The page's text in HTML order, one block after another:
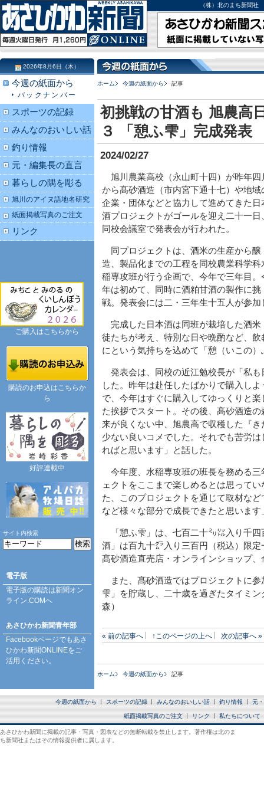
（株）北のまち新聞
ホーム 今週の紙面から 記事
初挑戦の甘酒も 旭農高
３ 「憩ふ雫」完成発表
2024/02/27
旭川農業高校（永山町十四）が昨年四
から髙砂酒造（市内宮下通十七）や地域
企業・団体などと協力して進めてきた日
酒プロジェクトがゴールを迎え二十一日
同校会議室で発表会が行われた。
同プロジェクトは、酒米の生産から醸
造、製品化までの工程を同校農業科学科
稲専攻班が行う企画で、今年で三年目。
年は初めて、同時に酒粕甘酒の製作に挑
戦。発表会には二・三年生十五人が参加
完成した日本酒は同班が栽培した酒米
徒たちが考え、特別な日や晩酌など、
にという気持ちを込めて「憩（いこの
発表会は、同校の近江勉校長が「私も
した。昨年は赴任したばかりで購入し
で、今年はすぐに購入してゆっくりと
た挨拶でスタート。その後、髙砂酒造
来が良くない中、旭農高で収穫した『
少ない良いコメでした。それでも苦労
ればと思います」と話した。
今年度、水稲専攻班の班長を務める三
ェクトをここまで楽しめるとは思って
た、このプロジェクトを通じて取材な
など様々な部分で成長できたと思いま
「憩ふ雫」は、七百二十㍉㍑入り千四
酒」は百九十㌘入り三百円（税込）限
髙砂酒造直売店・オンラインショップ
また、髙砂酒造ではプロジェクトに参
雫」を貯蔵し、二十歳を過ぎたタイミ
森）
« 前の記事へ ↑このページの上へ 次の記事へ »
ホーム 今週の紙面から 記事
2026年8月6日（木）
今週の紙面から
バックナンバー
スポーツの記録
みんなのおいしい話
釣り情報
元・編集長の直言
暮らしの隅を彫る
旭川のアイヌ語地名研究
紙面掲載写真のご注文
リンク
ご購入はこちらから
購読のお申込はこちらか
ら
好評連載中
サイト内検索
電子版
電子版の購読は新聞オン
ライン.COMへ
あさひかわ新聞青年部
Facebookページでもあさ
ひかわ新聞ONLINEをご
活用ください。
今週の紙面から スポーツの記録 みんなのおいしい話 釣り情報 元
紙面掲載写真のご注文 リンク 私たちについて
あさひかわ新聞に掲載の記事・写真・図表などの無断転載を禁止します。著作権は北のま
ち新聞社またはその情報提供者に属します。